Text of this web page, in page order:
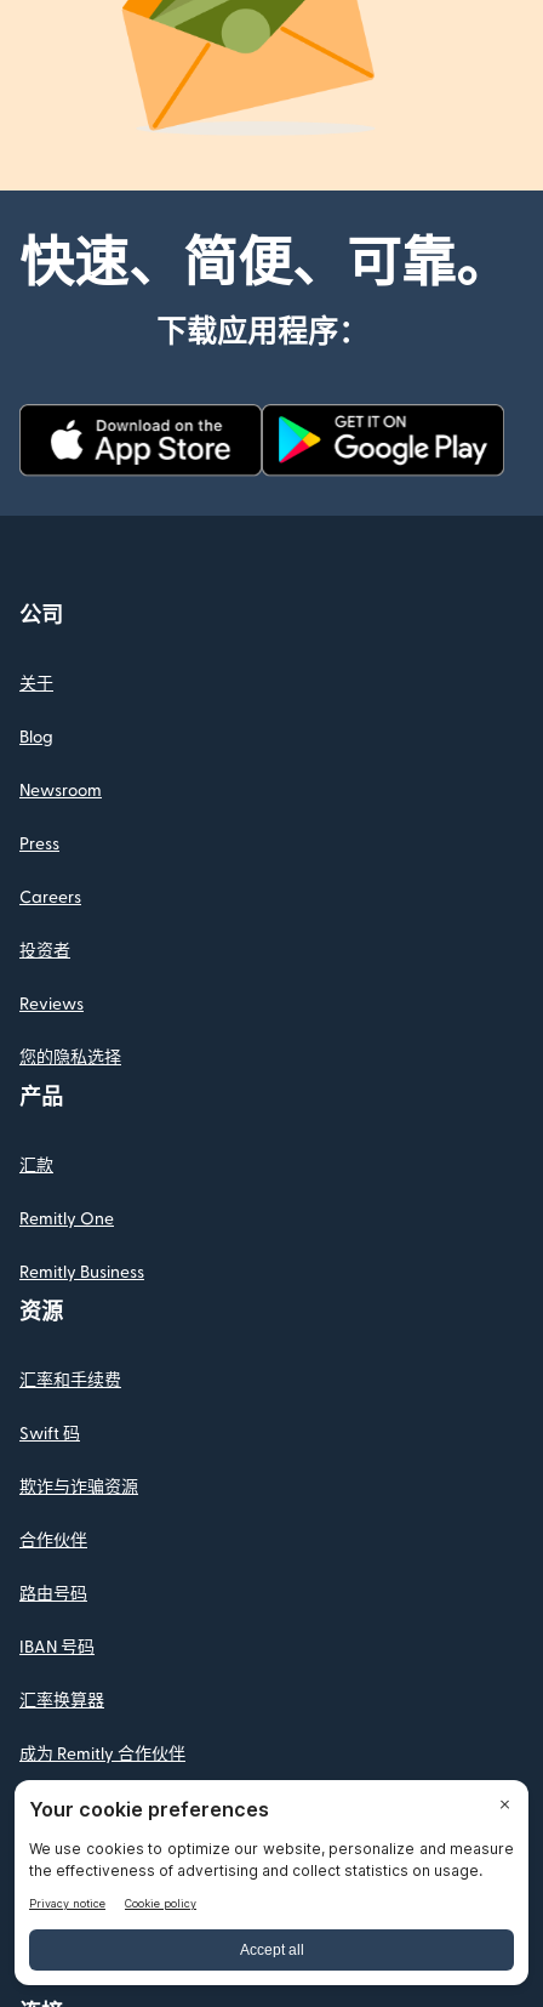
快速、简便、可靠。
下载应用程序：
公司
关于
Blog
Newsroom
Press
Careers
投资者
Reviews
您的隐私选择
产品
汇款
Remitly One
Remitly Business
资源
汇率和手续费
Swift 码
欺诈与诈骗资源
合作伙伴
路由号码
IBAN 号码
汇率换算器
成为 Remitly 合作伙伴
推荐好友
支持
帮助